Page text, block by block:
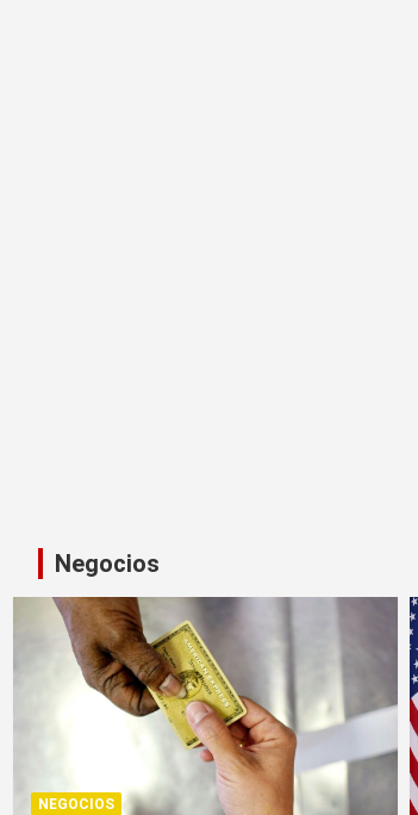
Negocios
NEGOCIOS